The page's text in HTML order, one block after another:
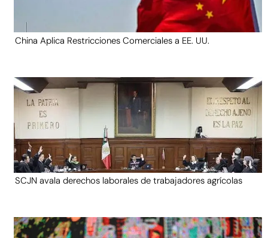
China Aplica Restricciones Comerciales a EE. UU.
SCJN avala derechos laborales de trabajadores agrícolas